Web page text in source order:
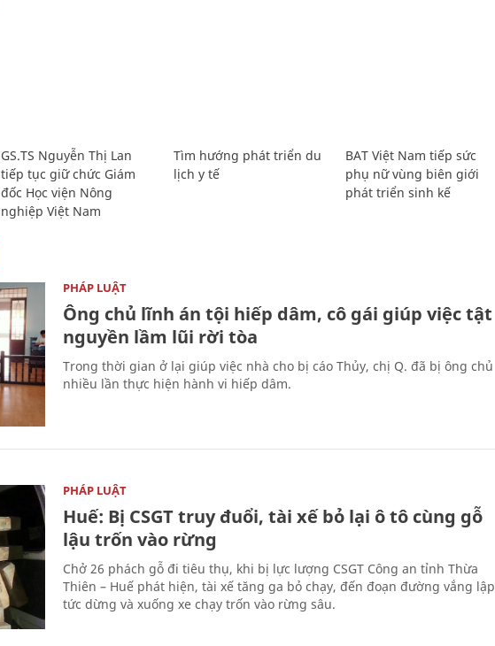
GS.TS Nguyễn Thị Lan
tiếp tục giữ chức Giám
đốc Học viện Nông
nghiệp Việt Nam
Tìm hướng phát triển du
lịch y tế
BAT Việt Nam tiếp sức
phụ nữ vùng biên giới
phát triển sinh kế
PHÁP LUẬT
Ông chủ lĩnh án tội hiếp dâm, cô gái giúp việc tật
nguyền lầm lũi rời tòa
Trong thời gian ở lại giúp việc nhà cho bị cáo Thủy, chị Q. đã bị ông chủ
nhiều lần thực hiện hành vi hiếp dâm.
PHÁP LUẬT
Huế: Bị CSGT truy đuổi, tài xế bỏ lại ô tô cùng gỗ
lậu trốn vào rừng
Chở 26 phách gỗ đi tiêu thụ, khi bị lực lượng CSGT Công an tỉnh Thừa
Thiên – Huế phát hiện, tài xế tăng ga bỏ chạy, đến đoạn đường vắng lập
tức dừng và xuống xe chạy trốn vào rừng sâu.